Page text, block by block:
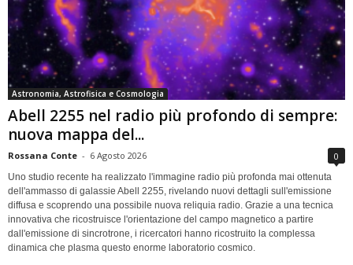
Astronomia, Astrofisica e Cosmologia
Abell 2255 nel radio più profondo di sempre:
nuova mappa del...
Rossana Conte - 6 Agosto 2026 0
Uno studio recente ha realizzato l'immagine radio più profonda mai ottenuta
dell'ammasso di galassie Abell 2255, rivelando nuovi dettagli sull'emissione
diffusa e scoprendo una possibile nuova reliquia radio. Grazie a una tecnica
innovativa che ricostruisce l'orientazione del campo magnetico a partire
dall'emissione di sincrotrone, i ricercatori hanno ricostruito la complessa
dinamica che plasma questo enorme laboratorio cosmico.